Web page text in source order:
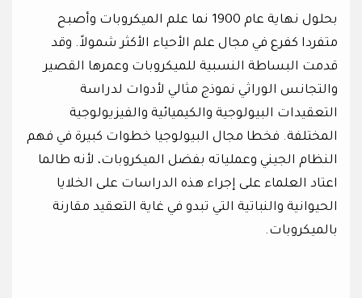
بحلول نهاية عام 1900 نما علم الميكروبات وأصبح
متفردا كفرع في مجال علم الأحياء الأكثر شمولاً. وقد
قدمت البساطة النسبية للميكروبات وعمرها القصير
والتجانس الوراثي نموذج مثالي لأدوات لدراسة
التعقيدات البيولوجية والكيميائية والفيزيولوجية
المختلفة. فخطا مجال البيولوجيا خطوات كبيرة في فهم
النظام الجيني وعملياته بفضل الميكروبات، لأنه طالما
اعتاد العلماء على إجراء هذه الدراسات على الخلايا
الحيوانية والنباتية التي تبدو في غاية التعقيد مقارنة
بالميكروبات.